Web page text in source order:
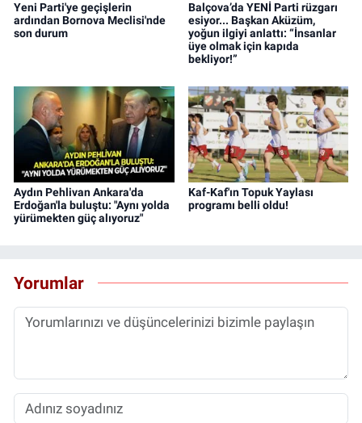
Yeni Parti'ye geçişlerin
ardından Bornova Meclisi'nde
son durum
Balçova’da YENİ Parti rüzgarı
esiyor... Başkan Aküzüm,
yoğun ilgiyi anlattı: “İnsanlar
üye olmak için kapıda
bekliyor!”
Aydın Pehlivan Ankara'da
Erdoğan'la buluştu: "Aynı yolda
yürümekten güç alıyoruz"
Kaf-Kaf'ın Topuk Yaylası
programı belli oldu!
Yorumlar